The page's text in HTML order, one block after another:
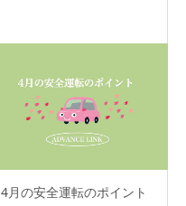
4月の安全運転のポイント